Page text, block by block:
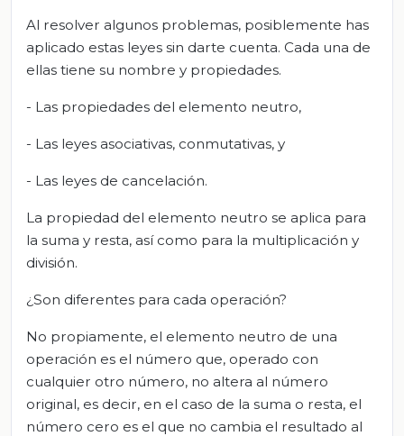
Al resolver algunos problemas, posiblemente has
aplicado estas leyes sin darte cuenta. Cada una de
ellas tiene su nombre y propiedades.
- Las propiedades del elemento neutro,
- Las leyes asociativas, conmutativas, y
- Las leyes de cancelación.
La propiedad del elemento neutro se aplica para
la suma y resta, así como para la multiplicación y
división.
¿Son diferentes para cada operación?
No propiamente, el elemento neutro de una
operación es el número que, operado con
cualquier otro número, no altera al número
original, es decir, en el caso de la suma o resta, el
número cero es el que no cambia el resultado al